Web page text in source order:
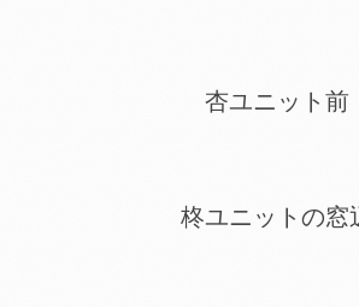
杏ユニット前
柊ユニットの窓